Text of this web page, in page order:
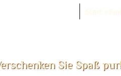
Start »
Sie Spaß pur!